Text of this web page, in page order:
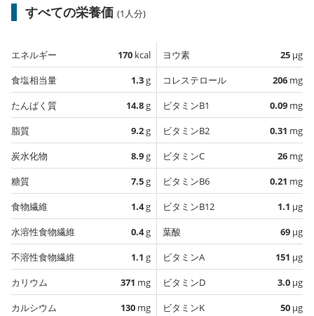
すべての栄養価 (1人分)
エネルギー 170 kcal
食塩相当量
1.3g
たんぱく質
14.8g
脂質
9.2g
炭水化物
8.9g
糖質
7.5g
食物繊維
1.4g
水溶性食物繊維
0.4g
不溶性食物繊維
1.1 g
カリウム
371 mg
カルシウム
130 mg
ヨウ素 25 µg
コレステロール
206 mg
ビタミンB1
0.09 mg
ビタミンB2
0.31 mg
ビタミンC
26 mg
ビタミンB6
0.21 mg
ビタミンB12
1.1 µg
葉酸
69 µg
ビタミンA
151 µg
ビタミンD
3.0 µg
ビタミンK
50 µg